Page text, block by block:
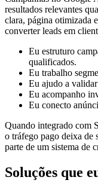
resultados relevantes
clara, página otimizada
converter leads em
Eu estruturo
qualificados.
Eu trabalho
Eu ajudo a
Eu acompanho
Eu conecto
Quando integrado com
o tráfego pago deixa de
parte de um sistema de
Soluções que